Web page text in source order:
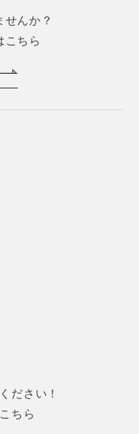
せんか？
こちら
ださい！
ちら